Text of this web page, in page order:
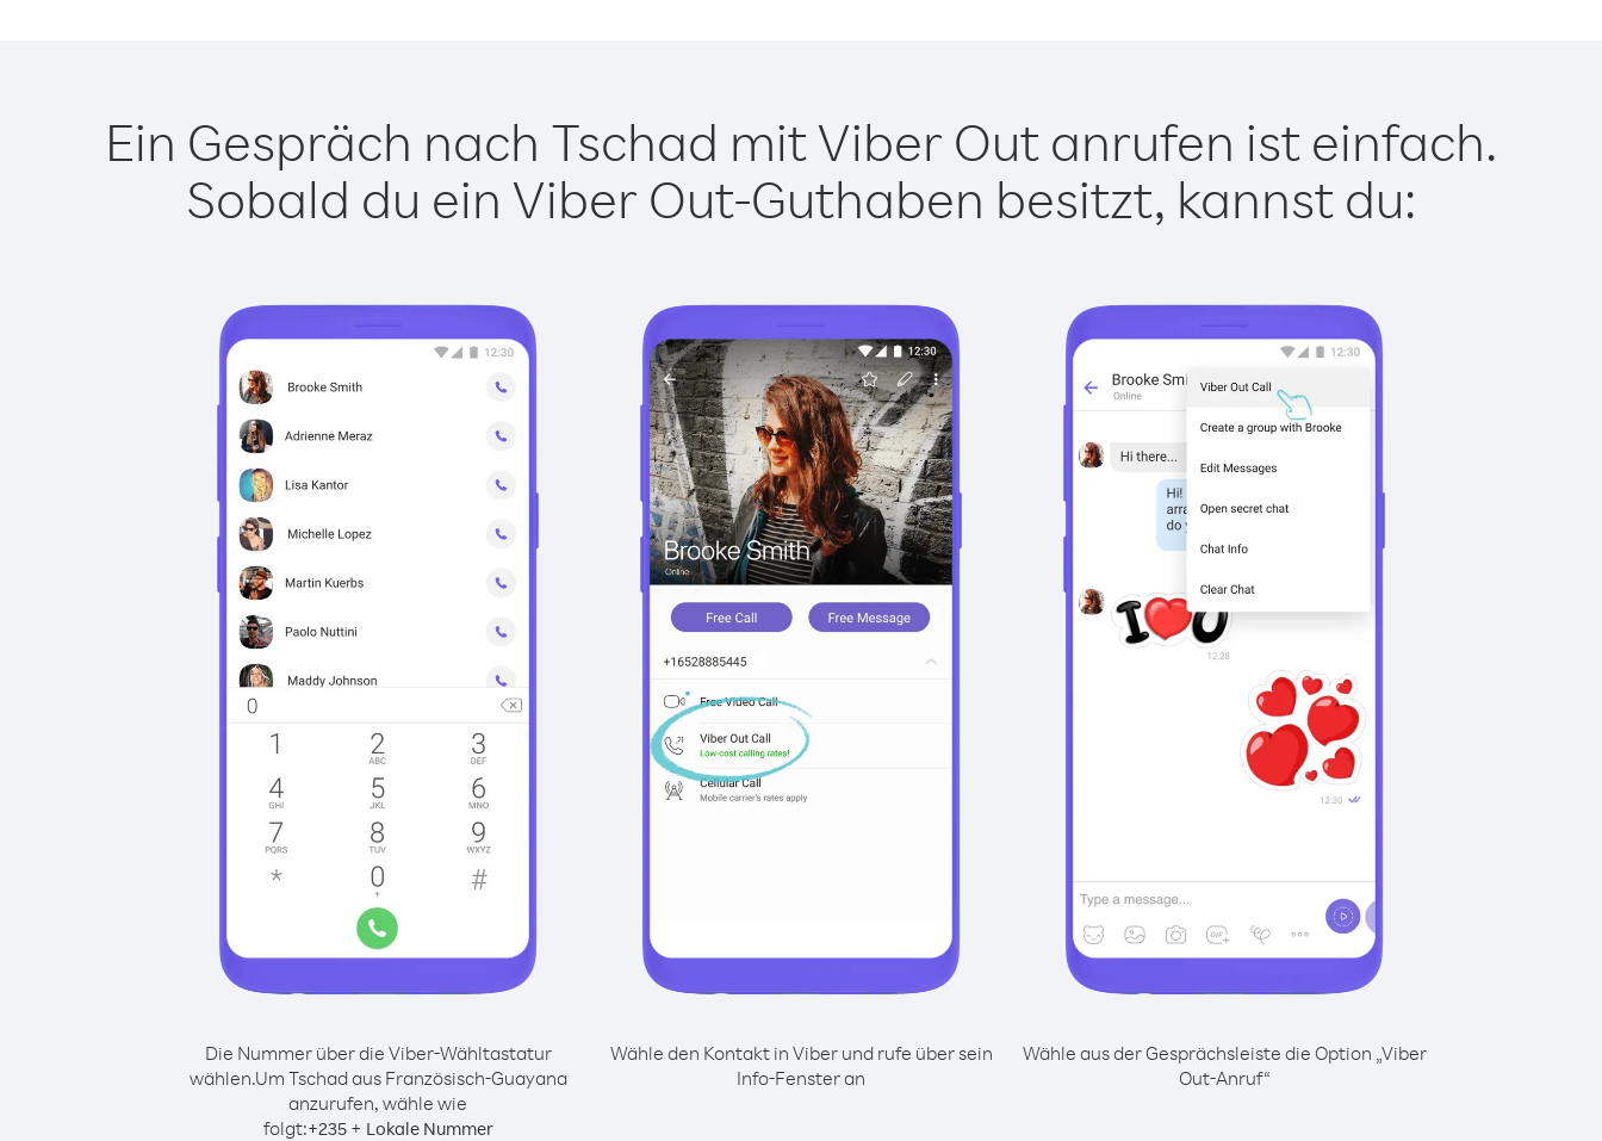
Ein Gespräch nach Tschad mit Viber Out anrufen ist einfach.
Sobald du ein Viber Out-Guthaben besitzt, kannst du:
Die Nummer über die Viber-Wähltastatur
wählen.Um Tschad aus Französisch-Guayana
anzurufen, wähle wie
folgt:+235+ Lokale Nummer
Wähle den Kontakt in Viber und rufe über sein
Info-Fenster an
Wähle aus der Gesprächsleiste die Option „Viber
Out-Anruf“